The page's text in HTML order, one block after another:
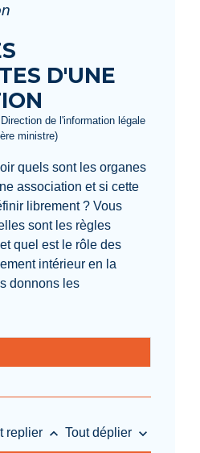
D'UNE
de l'information légale
ministre)
quels sont les organes
association et si cette
librement ? Vous
sont les règles
quel est le rôle des
intérieur en la
donnons les
replier keyboard_arrow_up Tout déplier keyboard_arrow_down